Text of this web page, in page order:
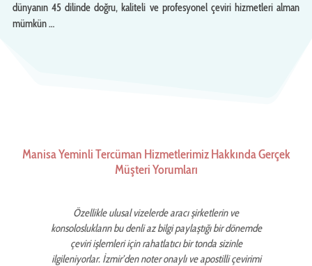
dünyanın 45 dilinde doğru, kaliteli ve profesyonel çeviri hizmetleri alman
mümkün …
Manisa Yeminli Tercüman Hizmetlerimiz Hakkında Gerçek
Müşteri Yorumları
Özellikle ulusal vizelerde aracı şirketlerin ve
konsoloslukların bu denli az bilgi paylaştığı bir dönemde
çeviri işlemleri için rahatlatıcı bir tonda sizinle
ilgileniyorlar. İzmir’den noter onaylı ve apostilli çevirimi